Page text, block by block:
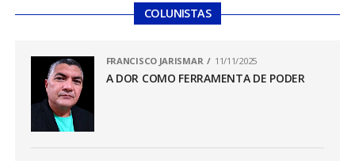
COLUNISTAS
FRANCISCO JARISMAR 11/11/2025
A DOR COMO FERRAMENTA DE PODER